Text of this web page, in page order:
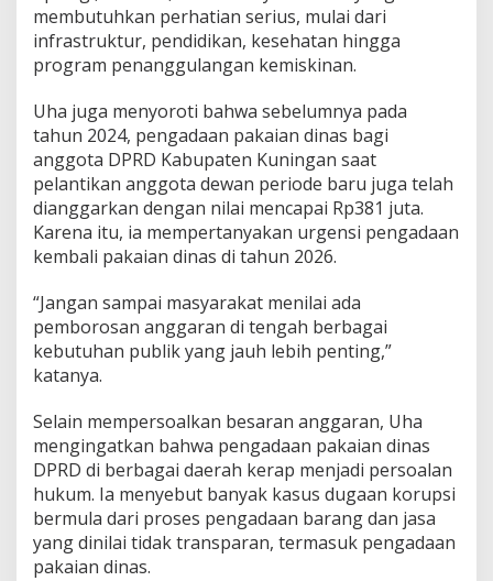
membutuhkan perhatian serius, mulai dari
infrastruktur, pendidikan, kesehatan hingga
program penanggulangan kemiskinan.
Uha juga menyoroti bahwa sebelumnya pada
tahun 2024, pengadaan pakaian dinas bagi
anggota DPRD Kabupaten Kuningan saat
pelantikan anggota dewan periode baru juga telah
dianggarkan dengan nilai mencapai Rp381 juta.
Karena itu, ia mempertanyakan urgensi pengadaan
kembali pakaian dinas di tahun 2026.
“Jangan sampai masyarakat menilai ada
pemborosan anggaran di tengah berbagai
kebutuhan publik yang jauh lebih penting,”
katanya.
Selain mempersoalkan besaran anggaran, Uha
mengingatkan bahwa pengadaan pakaian dinas
DPRD di berbagai daerah kerap menjadi persoalan
hukum. Ia menyebut banyak kasus dugaan korupsi
bermula dari proses pengadaan barang dan jasa
yang dinilai tidak transparan, termasuk pengadaan
pakaian dinas.